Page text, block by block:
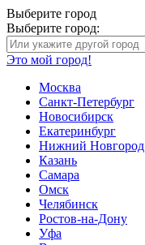
Выберите город
Выберите город:
Это мой город!
Москва
Санкт-Петербург
Новосибирск
Екатеринбург
Нижний Новгород
Казань
Самара
Омск
Челябинск
Ростов-на-Дону
Уфа